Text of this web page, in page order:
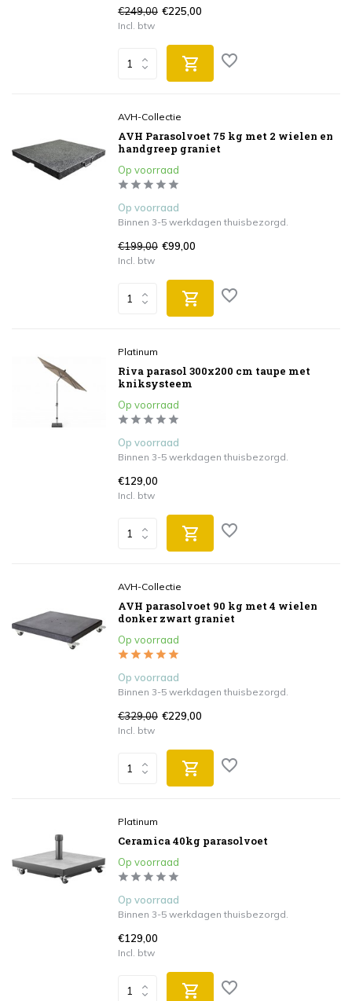
€249,00 €225,00
Incl. btw
AVH-Collectie
AVH Parasolvoet 75 kg met 2 wielen en
handgreep graniet
Op voorraad
Op voorraad
Binnen 3-5 werkdagen thuisbezorgd.
€199,00 €99,00
Incl. btw
Platinum
Riva parasol 300x200 cm taupe met
kniksysteem
Op voorraad
Op voorraad
Binnen 3-5 werkdagen thuisbezorgd.
€129,00
Incl. btw
AVH-Collectie
AVH parasolvoet 90 kg met 4 wielen
donker zwart graniet
Op voorraad
Op voorraad
Binnen 3-5 werkdagen thuisbezorgd.
€329,00 €229,00
Incl. btw
Platinum
Ceramica 40kg parasolvoet
Op voorraad
Op voorraad
Binnen 3-5 werkdagen thuisbezorgd.
€129,00
Incl. btw